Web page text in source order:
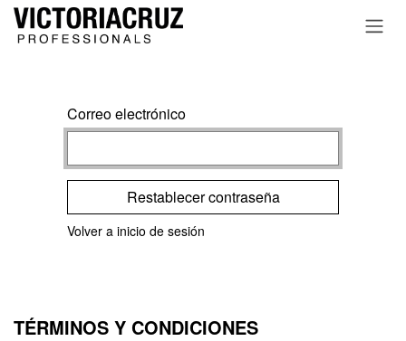
Ir al contenido
Correo electrónico
Restablecer contraseña
Volver a inicio de sesión
TÉRMINOS Y CONDICIONES